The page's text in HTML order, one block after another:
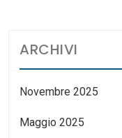
ARCHIVI
Novembre 2025
Maggio 2025